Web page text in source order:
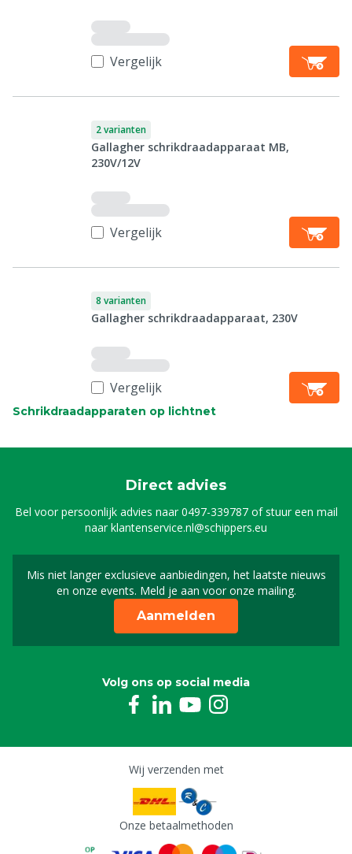
Vergelijk
2 varianten
Gallagher schrikdraadapparaat MB,
230V/12V
Vergelijk
8 varianten
Gallagher schrikdraadapparaat, 230V
Vergelijk
Schrikdraadapparaten op lichtnet
Direct advies
Bel voor persoonlijk advies naar0497-339787of stuur een mail
naarklantenservice.nl@schippers.eu
Mis niet langer exclusieve aanbiedingen, het laatste nieuws
en onze events. Meld je aan voor onze mailing.
Schrijf je in voor onze
Aanmelden
Volg ons op social media
Wij verzenden met
Onze betaalmethoden